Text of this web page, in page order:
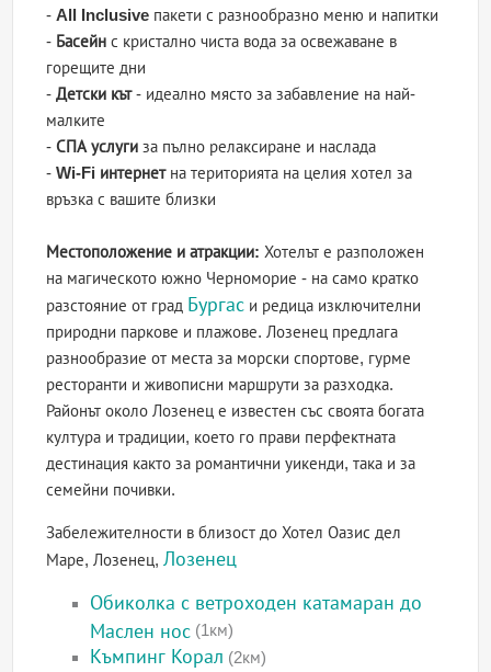
-All Inclusive пакети с разнообразно меню и напитки
- Басейн с кристално чиста вода за освежаване в
горещите дни
-Детски кът- идеално място за забавление на най-
малките
-СПА услуги за пълно релаксиране и наслада
-Wi-Fi интернетна територията на целия хотел за
връзка с вашите близки
Местоположение и атракции: Хотелът е разположен
на магическото южно Черноморие - на само кратко
разстояние от град Бургас и редица изключителни
природни паркове и плажове. Лозенец предлага
разнообразие от места за морски спортове, гурме
ресторанти и живописни маршрути за разходка.
Районът около Лозенец е известен със своята богата
култура и традиции, което го прави перфектната
дестинация както за романтични уикенди, така и за
семейни почивки.
Забележителности в близост до Хотел Оазис дел
Маре, Лозенец, Лозенец
Обиколка с ветроходен катамаран до
Маслен нос (1км)
Къмпинг Корал (2км)